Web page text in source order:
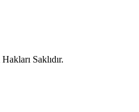
Saklıdır.